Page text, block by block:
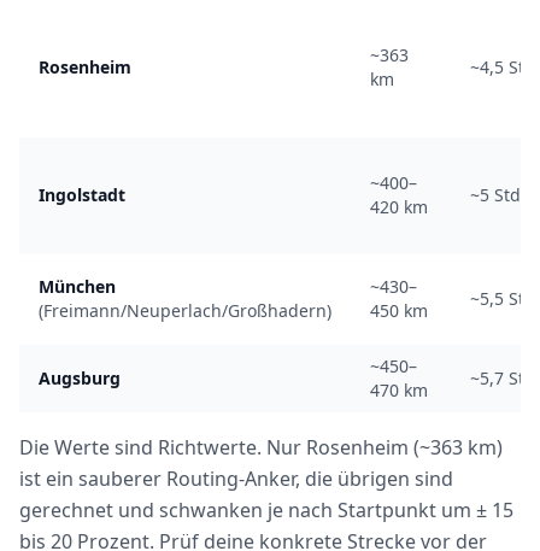
Rosenheim
~363
km
~4,5 Std.
Ingolstadt
~400–
420 km
~5 Std.
München
(Freimann/Neuperlach/Großhadern)
~430–
450 km
~5,5 Std.
Augsburg
~450–
470 km
~5,7 Std.
Die Werte sind Richtwerte. Nur Rosenheim (~363 km)
ist ein sauberer Routing-Anker, die übrigen sind
gerechnet und schwanken je nach Startpunkt um ± 15
bis 20 Prozent. Prüf deine konkrete Strecke vor der